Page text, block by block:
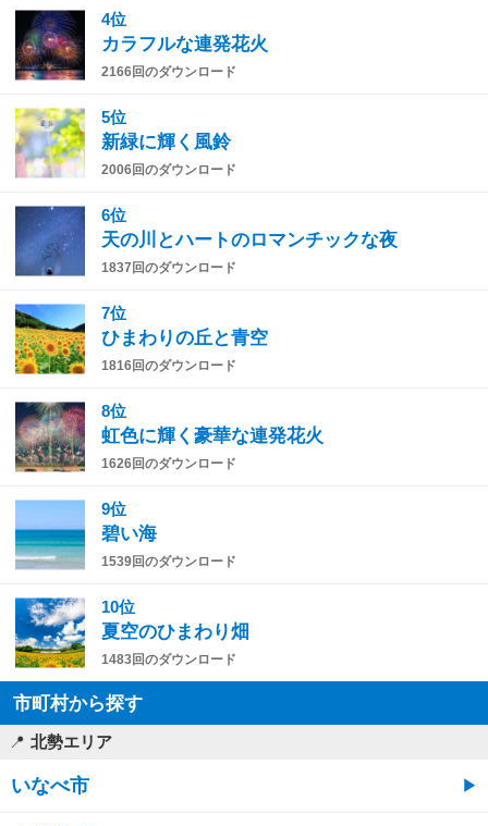
4位
カラフルな連発花火
2166回のダウンロード
5位
新緑に輝く風鈴
2006回のダウンロード
6位
天の川とハートのロマンチックな夜
1837回のダウンロード
7位
ひまわりの丘と青空
1816回のダウンロード
8位
虹色に輝く豪華な連発花火
1626回のダウンロード
9位
碧い海
1539回のダウンロード
10位
夏空のひまわり畑
1483回のダウンロード
市町村から探す
北勢エリア
いなべ市